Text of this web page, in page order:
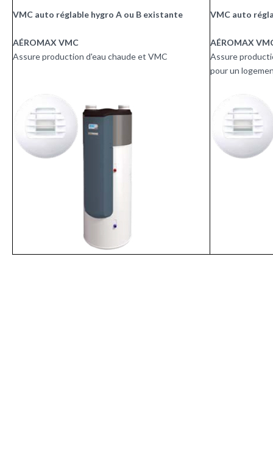
VMC auto réglable hygro A ou B existante
AÉROMAX VMC
Assure production d'eau chaude et VMC
VMC auto
AÉROMAX
Assure
pour un